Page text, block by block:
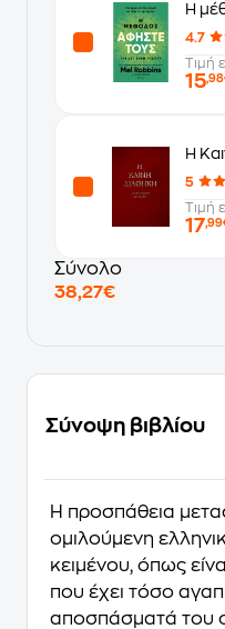
Η
4.7
Τιμή
15
Η
5
Τιμή
17
Σύνολο
38,27€
Σύνοψη βιβλίου
Η προσπάθεια
ομιλούμενη
κειμένου, όπως
που έχει τόσο
αποσπάσματά του